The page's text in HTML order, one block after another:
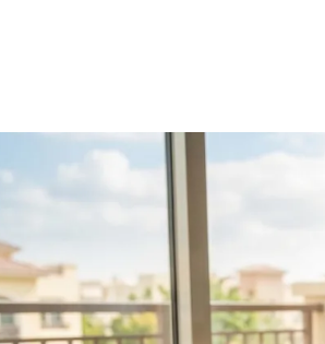
مجلة سيدتي
غلاف رفمي